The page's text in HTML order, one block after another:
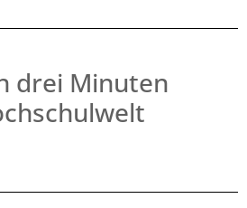
drei Minuten